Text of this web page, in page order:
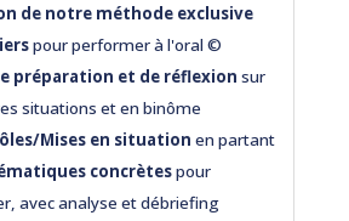
de notre méthode exclusive
pour performer à l'oral ©
préparation et de réflexion sur
situations et en binôme
Mises en situation en partant
concrètespour
avec analyse et débriefing